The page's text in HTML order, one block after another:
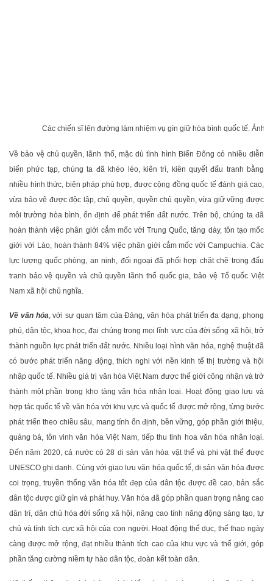
Các chiến sĩ lên đường làm nhiệm vụ gìn giữ hòa bình quốc tế. Ảnh:
Về bảo vệ chủ quyền, lãnh thổ, mặc dù tình hình Biển Đông có nhiều diễn
biến phức tạp, chúng ta đã khéo léo, kiên trì, kiên quyết đấu tranh bằng
nhiều hình thức, biện pháp phù hợp, được cộng đồng quốc tế đánh giá cao,
vừa bảo vệ được độc lập, chủ quyền, quyền chủ quyền, vừa giữ vững được
môi trường hòa bình, ổn định để phát triển đất nước. Trên bộ, chúng ta đã
hoàn thành việc phân giới cắm mốc với Trung Quốc, tăng dày, tôn tạo mốc
giới với Lào, hoàn thành 84% việc phân giới cắm mốc với Campuchia. Các
lực lượng quốc phòng, an ninh, đối ngoại đã phối hợp chặt chẽ trong đấu
tranh bảo vệ quyền và chủ quyền lãnh thổ quốc gia, bảo vệ Tổ quốc Việt
Nam xã hội chủ nghĩa.
Về văn hóa, với sự quan tâm của Đảng, văn hóa phát triển đa dạng, phong
phú, dân tộc, khoa học, đại chúng trong mọi lĩnh vực của đời sống xã hội, trở
thành nguồn lực phát triển đất nước. Nhiều loại hình văn hóa, nghệ thuật đã
có bước phát triển năng động, thích nghi với nền kinh tế thị trường và hội
nhập quốc tế. Nhiều giá trị văn hóa Việt Nam được thế giới công nhận và trở
thành một phần trong kho tàng văn hóa nhân loại. Hoạt động giao lưu và
hợp tác quốc tế về văn hóa với khu vực và quốc tế được mở rộng, từng bước
phát triển theo chiều sâu, mang tính ổn định, bền vững, góp phần giới thiệu,
quảng bá, tôn vinh văn hóa Việt Nam, tiếp thu tinh hoa văn hóa nhân loại.
Đến năm 2020, cả nước có 28 di sản văn hóa vật thể và phi vật thể được
UNESCO ghi danh. Cùng với giao lưu văn hóa quốc tế, di sản văn hóa được
coi trọng, truyền thống văn hóa tốt đẹp của dân tộc được đề cao, bản sắc
dân tộc được giữ gìn và phát huy. Văn hóa đã góp phần quan trọng nâng cao
dân trí, dân chủ hóa đời sống xã hội, nâng cao tính năng động sáng tạo, tự
chủ và tính tích cực xã hội của con người. Hoạt động thể dục, thể thao ngày
càng được mở rộng, đạt nhiều thành tích cao của khu vực và thế giới, góp
phần tăng cường niềm tự hào dân tộc, đoàn kết toàn dân.